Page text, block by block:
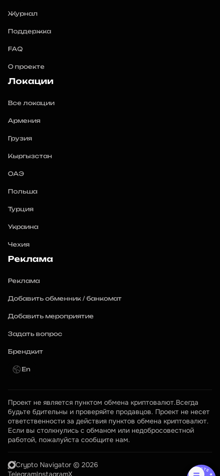
Журнал
Поддержка
FAQ
О проекте
Локации
Все локации
Армения
Грузия
Кыргызстан
ОАЭ
Польша
Турция
Украина
Чехия
Реклама
Реклама
Добавить обменник / банкомат
Добавить мероприятие
Задать вопрос
Брендкит
En
Проект не является пунктом обмена криптовалют.Всегда
будьте бдительны и проверяйте продавцов. Проект не несет
ответственности за действия пунктов обмена криптовалют.
Если вы столкнулись с обманом или недобросовестной
работой, пожалуйста сообщите нам.
Crypto Navigator © 2026
TelegramInstagramX